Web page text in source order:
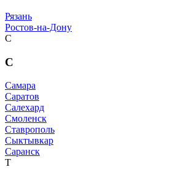
Рязань
Ростов-на-Дону
С
С
Самара
Саратов
Салехард
Смоленск
Ставрополь
Сыктывкар
Саранск
Т